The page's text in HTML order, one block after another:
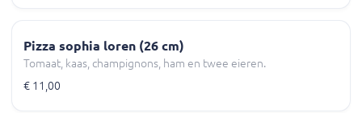
Pizza sophia loren (26 cm)
Tomaat, kaas, champignons, ham en twee eieren.
€ 11,00